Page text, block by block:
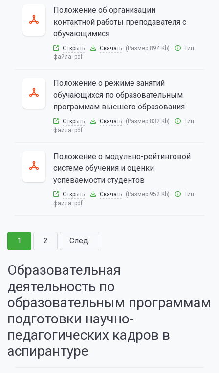
Положение об организации
контактной работы преподавателя с
обучающимися
Открыть Скачать (Размер 894 Kb)
Тип
файла: pdf
Положение о режиме занятий
обучающихся по образовательным
программам высшего образования
Открыть Скачать (Размер 832 Kb)
Тип
файла: pdf
Положение о модульно-рейтинговой
системе обучения и оценки
успеваемости студентов
Открыть Скачать (Размер 952 Kb)
Тип
файла: pdf
1 2 След.
Образовательная
деятельность по
образовательным программам
подготовки научно-
педагогических кадров в
аспирантуре